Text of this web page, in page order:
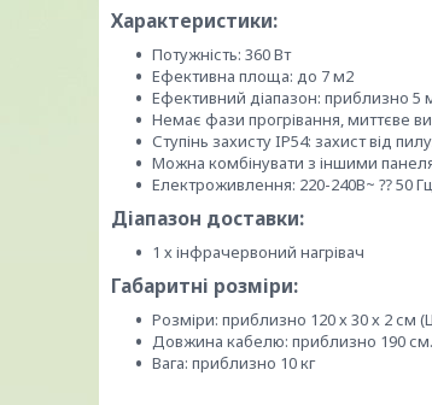
Характеристики:
Потужність: 360 Вт
Ефективна площа: до 7 м2
Ефективний діапазон: приблизно 5
Немає фази прогрівання, миттєве
Ступінь захисту IP54: захист від
Можна комбінувати з іншими
Електроживлення: 220-240В~ ⁇ 50 Гц
Діапазон доставки:
1 х інфрачервоний нагрівач
Габаритні розміри:
Розміри: приблизно 120 х 30 х 2 см
Довжина кабелю: приблизно 190 см.
Вага: приблизно 10 кг